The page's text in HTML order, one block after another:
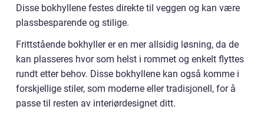
Disse bokhyllene festes direkte til veggen og kan være
plassbesparende og stilige.
Frittstående bokhyller er en mer allsidig løsning, da de
kan plasseres hvor som helst i rommet og enkelt flyttes
rundt etter behov. Disse bokhyllene kan også komme i
forskjellige stiler, som moderne eller tradisjonell, for å
passe til resten av interiørdesignet ditt.